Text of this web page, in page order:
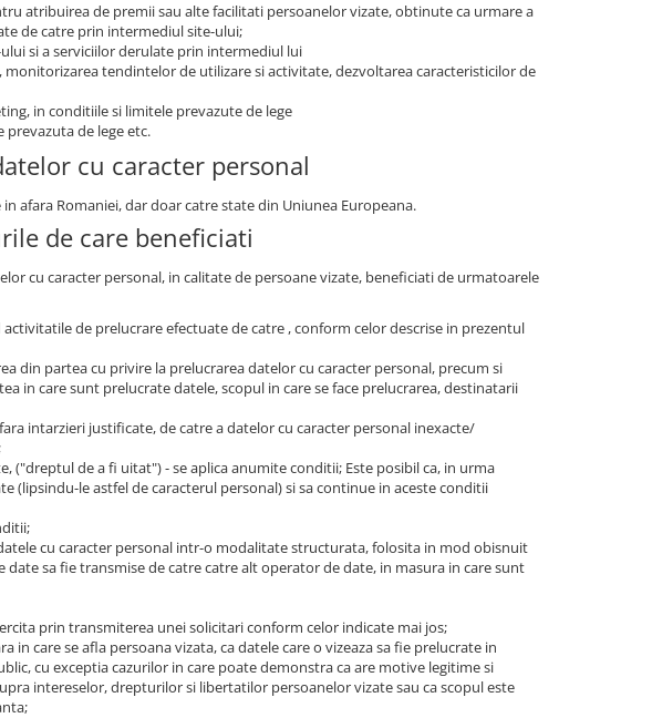
atribuirea de premii sau alte facilitati persoanelor vizate, obtinute ca urmare a
de catre prin intermediul site-ului;
si a serviciilor derulate prin intermediul lui
tendintelor de utilizare si activitate, dezvoltarea caracteristicilor de
in conditiile si limitele prevazute de lege
prevazuta de lege etc.
cu caracter personal
afara Romaniei, dar doar catre state din Uniunea Europeana.
de care beneficiati
cu caracter personal, in calitate de persoane vizate, beneficiati de urmatoarele
de prelucrare efectuate de catre , conform celor descrise in prezentul
din partea cu privire la prelucrarea datelor cu caracter personal, precum si
in care sunt prelucrate datele, scopul in care se face prelucrarea, destinatarii
intarzieri justificate, de catre a datelor cu caracter personal inexacte/
("dreptul de a fi uitat") - se aplica anumite conditii; Este posibil ca, in urma
(lipsindu-le astfel de caracterul personal) si sa continue in aceste conditii
cu caracter personal intr-o modalitate structurata, folosita in mod obisnuit
sa fie transmise de catre catre alt operator de date, in masura in care sunt
prin transmiterea unei solicitari conform celor indicate mai jos;
care se afla persoana vizata, ca datele care o vizeaza sa fie prelucrate in
cu exceptia cazurilor in care poate demonstra ca are motive legitime si
intereselor, drepturilor si libertatilor persoanelor vizate sau ca scopul este